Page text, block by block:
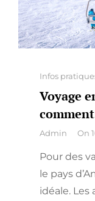
Categories
Infos
Voyage
By
Admin On
Pour des
le pays
idéale. Les